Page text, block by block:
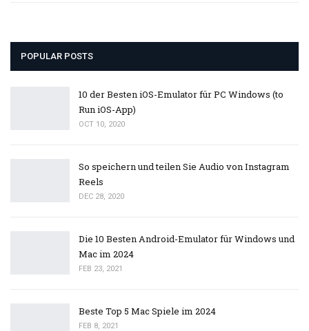
POPULAR POSTS
10 der Besten iOS-Emulator für PC Windows (to
Run iOS-App)
OCT 10, 2020
So speichern und teilen Sie Audio von Instagram
Reels
DEC 28, 2020
Die 10 Besten Android-Emulator für Windows und
Mac im 2024
FEB 23, 2021
Beste Top 5 Mac Spiele im 2024
FEB 8, 2021